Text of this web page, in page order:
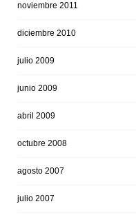
noviembre 2011
diciembre 2010
julio 2009
junio 2009
abril 2009
octubre 2008
agosto 2007
julio 2007